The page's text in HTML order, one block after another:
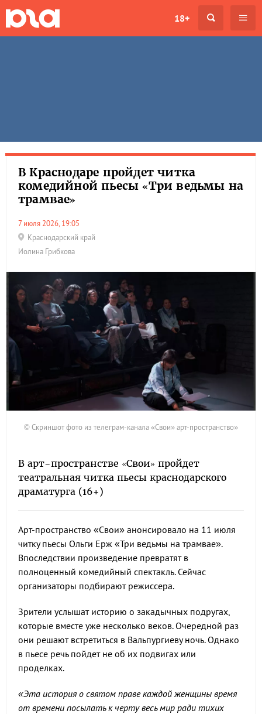
18+
В Краснодаре пройдет читка
комедийной пьесы «Три ведьмы на
трамвае»
7 июля 2026, 19:05
Краснодарский край
Иолина Грибкова
© Скриншот фото из телеграм-канала «Свои» арт-пространство»
В арт-пространстве «Свои» пройдет
театральная читка пьесы краснодарского
драматурга (16+)
Арт-пространство «Свои» анонсировало на 11 июля
читку пьесы Ольги Ерж «Три ведьмы на трамвае».
Впоследствии произведение превратят в
полноценный комедийный спектакль. Сейчас
организаторы подбирают режиссера.
Зрители услышат историю о закадычных подругах,
которые вместе уже несколько веков. Очередной раз
они решают встретиться в Вальпургиеву ночь. Однако
в пьесе речь пойдет не об их подвигах или
проделках.
«Эта история о святом праве каждой женщины время
от времени посылать к черту весь мир ради тихих